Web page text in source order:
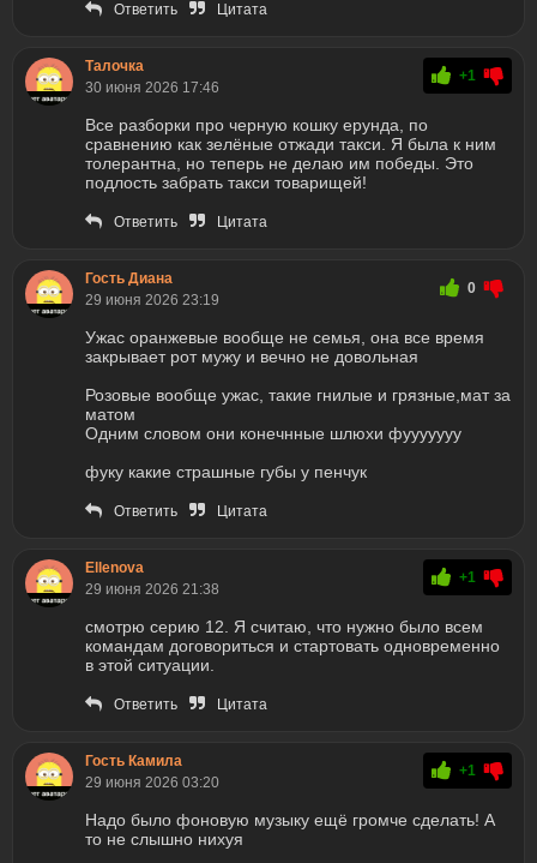
Ответить Цитата
Талочка
30 июня 2026 17:46
+1
Все разборки про черную кошку ерунда, по
сравнению как зелёные отжади такси. Я была к ним
толерантна, но теперь не делаю им победы. Это
подлость забрать такси товарищей!
Ответить Цитата
Гость Диана
29 июня 2026 23:19
0
Ужас оранжевые вообще не семья, она все время
закрывает рот мужу и вечно не довольная
Розовые вообще ужас, такие гнилые и грязные,мат за
матом
Одним словом они конечнные шлюхи фууууууу
фуку какие страшные губы у пенчук
Ответить Цитата
Ellenova
29 июня 2026 21:38
+1
смотрю серию 12. Я считаю, что нужно было всем
командам договориться и стартовать одновременно
в этой ситуации.
Ответить Цитата
Гость Камила
29 июня 2026 03:20
+1
Надо было фоновую музыку ещё громче сделать! А
то не слышно нихуя